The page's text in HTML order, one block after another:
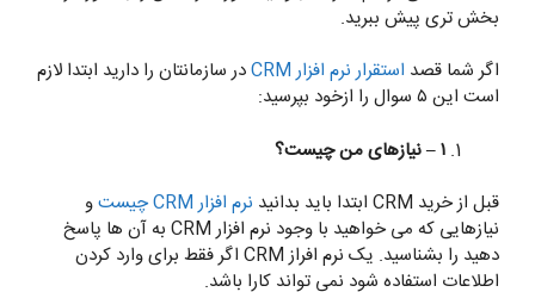
بخش تری پیش ببرید.
اگر شما قصد استقرار نرم افزار CRM
در سازمانتان را دارید ابتدا لازم
است این ۵ سوال را ازخود بپرسید:
۱ – نیازهای من چیست؟
قبل از خرید CRM ابتدا باید بدانید
نرم افزار CRM چیست
و
نیازهایی که می خواهید با وجود نرم افزار CRM به آن ها پاسخ
دهید را بشناسید. یک نرم افراز CRM اگر فقط برای وارد کردن
اطلاعات استفاده شود نمی تواند کارا باشد.